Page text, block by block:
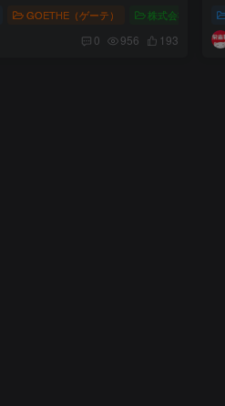
GOETHE（ゲーテ） 株式会社幻冬舎
0 956 193